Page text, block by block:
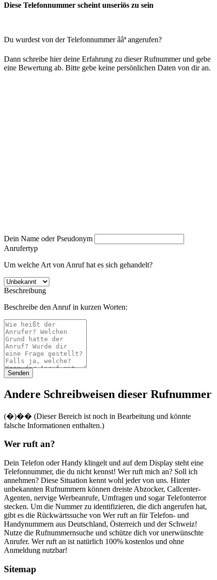
Diese Telefonnummer scheint unseriös zu sein
Du wurdest von der Telefonnummer ââª angerufen?
Dann schreibe hier deine Erfahrung zu dieser Rufnummer und gebe
eine Bewertung ab. Bitte gebe keine persönlichen Daten von dir an.
Dein Name oder Pseudonym
Anrufertyp
Um welche Art von Anruf hat es sich gehandelt?
Beschreibung
Beschreibe den Anruf in kurzen Worten:
Andere Schreibweisen dieser Rufnummer
(‏�)��‪ (Dieser Bereich ist noch in Bearbeitung und könnte
falsche Informationen enthalten.)
Wer ruft an?
Dein Telefon oder Handy klingelt und auf dem Display steht eine
Telefonnummer, die du nicht kennst! Wer ruft mich an? Soll ich
annehmen? Diese Situation kennt wohl jeder von uns. Hinter
unbekannten Rufnummern können dreiste Abzocker, Callcenter-
Agenten, nervige Werbeanrufe, Umfragen und sogar Telefonterror
stecken. Um die Nummer zu identifizieren, die dich angerufen hat,
gibt es die Rückwärtssuche von Wer ruft an für Telefon- und
Handynummern aus Deutschland, Österreich und der Schweiz!
Nutze die Rufnummernsuche und schütze dich vor unerwünschte
Anrufer. Wer ruft an ist natürlich 100% kostenlos und ohne
Anmeldung nutzbar!
Sitemap